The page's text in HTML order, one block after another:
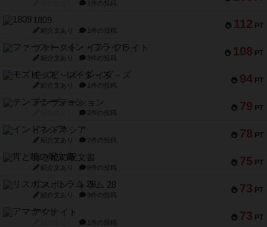
1件の投稿
112 PT
1809
紹介文あり 1件の投稿
108 PT
ファースト・イン・フライト
紹介文あり 3件の投稿
94 PT
モズビ－ズ・レイダ－ズ
紹介文あり 1件の投稿
79 PT
テンプテーション
2件の投稿
78 PT
インドネシア
紹介文あり 2件の投稿
75 PT
宵と暁の呪文書
紹介文あり 8件の投稿
73 PT
リスボン・トラム 28
紹介文あり 9件の投稿
73 PT
アマナイト
1件の投稿